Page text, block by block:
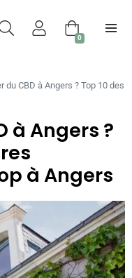
0
du CBD à Angers ? Top 10 des
à Angers ?
à Angers